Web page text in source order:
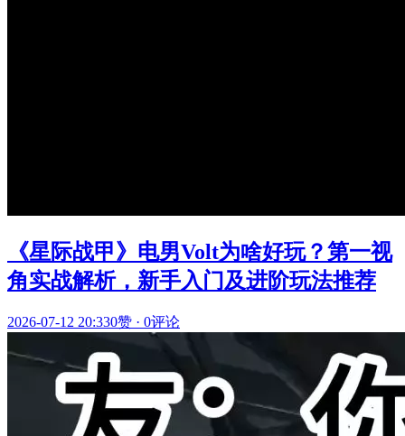
《星际战甲》电男Volt为啥好玩？第一视
角实战解析，新手入门及进阶玩法推荐
2026-07-12 20:330赞 · 0评论